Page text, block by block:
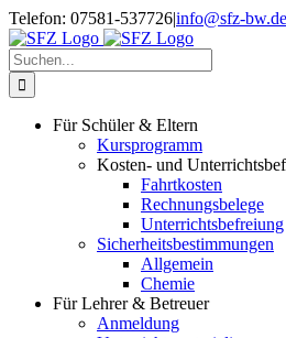
Zum
Inhalt
springen
Telefon: 07581-537726|info@sfz-bw.de
Suche
nach:
Für Schüler & Eltern
Kursprogramm
Kosten- und
Fahrtkosten
Rechnungsbelege
Unterrichtsbefreiung
Sicherheitsbestimmungen
Allgemein
Chemie
Für Lehrer & Betreuer
Anmeldung